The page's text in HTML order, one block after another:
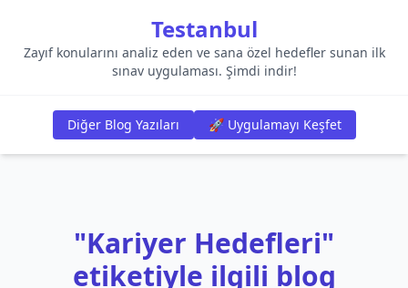
Testanbul
Zayıf konularını analiz eden ve sana özel hedefler sunan ilk
sınav uygulaması. Şimdi indir!
Diğer Blog Yazıları 🚀 Uygulamayı Keşfet
"Kariyer Hedefleri"
etiketiyle ilgili blog